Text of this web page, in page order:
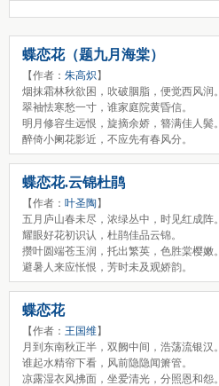
蝶恋花（题九月海棠）
【作者： 朱高炽】
烟抹霜林秋欲困，吹破胭脂，便觉西风润。
翠袖怯寒愁一寸，谁家庭院黄昏信。
明月修容生远恨，旋摘余娇，簪满佳人鬓。
醉倚小阑花影近，不应先有春风分。
蝶恋花.云锦杜鹃
【作者： 叶圣陶】
五月庐山春未尽，浓绿丛中，时见红成阵。
耀眼好花初识认，杜鹃佳品云锦。
攒叶圆端苍玉润，托出繁英，色胜棠樱嫩。
避暑人来应怅恨，芳时未及观娇韵。
蝶恋花
【作者： 王国维】
月到东南秋正半，双阙中间，浩荡流银汉。
谁起水精帘下看，风前隐隐闻箫管。
凉露湿衣风拂面，坐爱清光，分照恩和怨。